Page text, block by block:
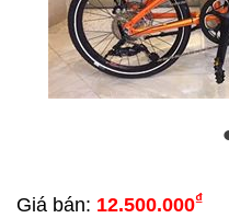
Giá bán: 12.500.000₫